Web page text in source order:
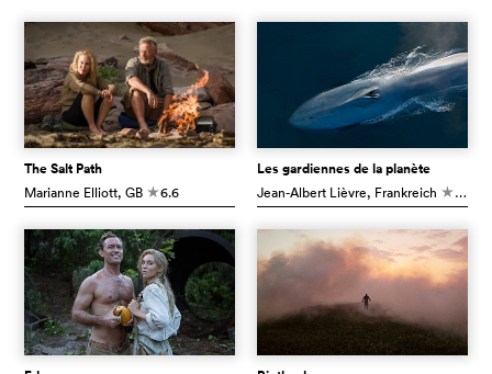
The Salt Path
Marianne Elliott, GB c6.6
Les gardiennes de la planète
Jean-Albert Lièvre, Frankreich c6.6